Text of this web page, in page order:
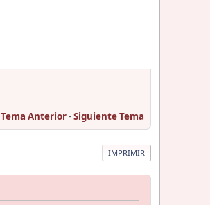
Tema Anterior-Siguiente Tema
IMPRIMIR